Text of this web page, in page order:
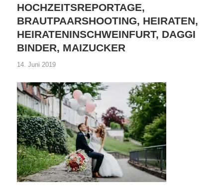
HOCHZEITSREPORTAGE,
BRAUTPAARSHOOTING, HEIRATEN,
HEIRATENINSCHWEINFURT, DAGGI
BINDER, MAIZUCKER
14. Juni 2019